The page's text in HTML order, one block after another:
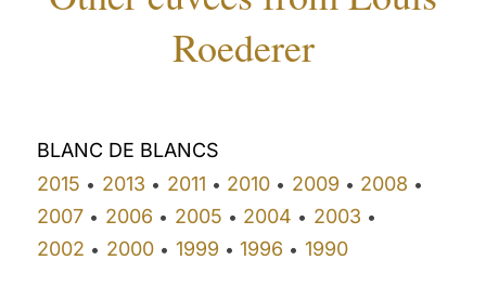
Roederer
BLANC DE BLANCS
2015 • 2013 • 2011 • 2010 • 2009 • 2008 •
2007 • 2006 • 2005 • 2004 • 2003 •
2002 • 2000• 1999 • 1996 • 1990